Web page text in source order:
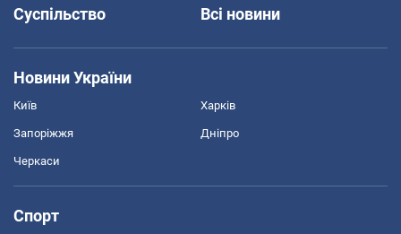
Суспільство
Всі новини
Новини України
Київ Харків
Запоріжжя Дніпро
Черкаси
Спорт